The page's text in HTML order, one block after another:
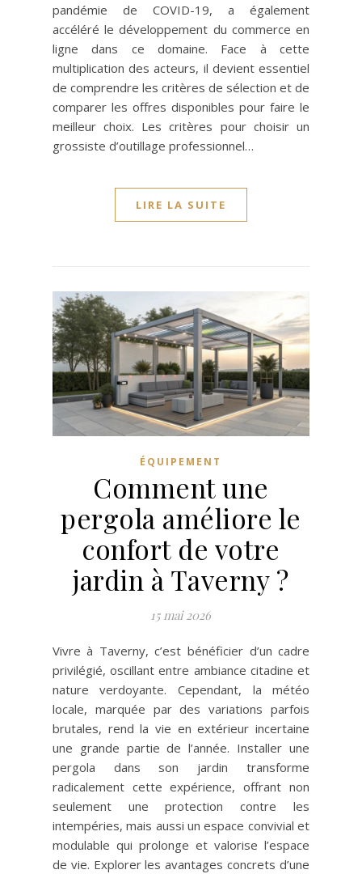
pandémie de COVID-19, a également
accéléré le développement du commerce en
ligne dans ce domaine. Face à cette
multiplication des acteurs, il devient essentiel
de comprendre les critères de sélection et de
comparer les offres disponibles pour faire le
meilleur choix. Les critères pour choisir un
grossiste d’outillage professionnel…
LIRE LA SUITE
ÉQUIPEMENT
Comment une
pergola améliore le
confort de votre
jardin à Taverny ?
15 mai 2026
Vivre à Taverny, c’est bénéficier d’un cadre
privilégié, oscillant entre ambiance citadine et
nature verdoyante. Cependant, la météo
locale, marquée par des variations parfois
brutales, rend la vie en extérieur incertaine
une grande partie de l’année. Installer une
pergola dans son jardin transforme
radicalement cette expérience, offrant non
seulement une protection contre les
intempéries, mais aussi un espace convivial et
modulable qui prolonge et valorise l’espace
de vie. Explorer les avantages concrets d’une